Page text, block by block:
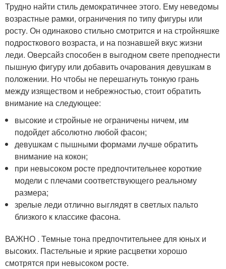
Трудно найти стиль демократичнее этого. Ему неведомы
возрастные рамки, ограничения по типу фигуры или
росту. Он одинаково стильно смотрится и на стройняшке
подросткового возраста, и на познавшей вкус жизни
леди. Оверсайз способен в выгодном свете преподнести
пышную фигуру или добавить очарования девушкам в
положении. Но чтобы не перешагнуть тонкую грань
между изяществом и небрежностью, стоит обратить
внимание на следующее:
высокие и стройные не ограничены ничем, им
подойдет абсолютно любой фасон;
девушкам с пышными формами лучше обратить
внимание на кокон;
при невысоком росте предпочтительнее короткие
модели с плечами соответствующего реальному
размера;
зрелые леди отлично выглядят в светлых пальто
близкого к классике фасона.
ВАЖНО . Темные тона предпочтительнее для юных и
высоких. Пастельные и яркие расцветки хорошо
смотрятся при невысоком росте.